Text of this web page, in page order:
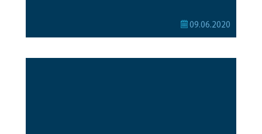
09.06.2020